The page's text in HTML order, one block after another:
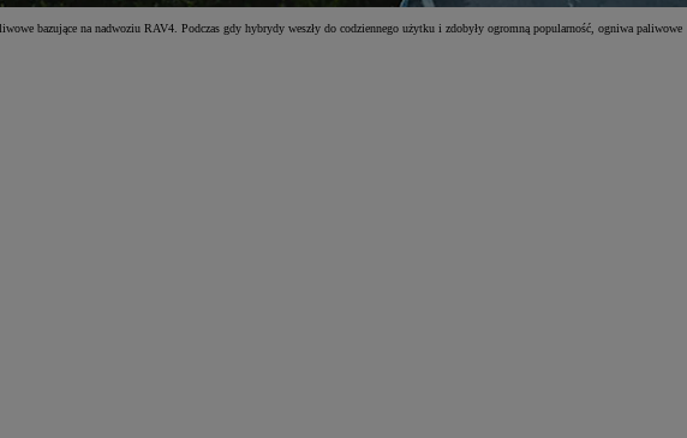
bazujące na nadwoziu RAV4. Podczas gdy hybrydy weszły do codziennego użytku i zdobyły ogromną popularność, ogniwa paliwowe